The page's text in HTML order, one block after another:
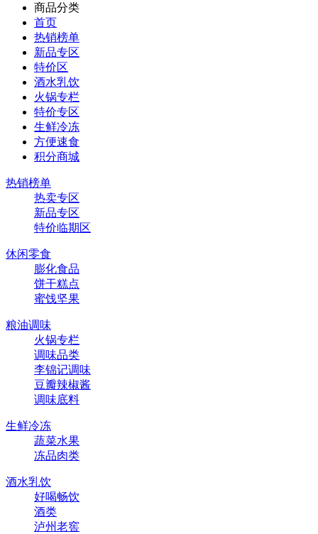
商品分类
首页
热销榜单
新品专区
特价区
酒水乳饮
火锅专栏
特价专区
生鲜冷冻
方便速食
积分商城
热销榜单
热卖专区
新品专区
特价临期区
休闲零食
膨化食品
饼干糕点
蜜饯坚果
粮油调味
火锅专栏
调味品类
李锦记调味
豆瓣辣椒酱
调味底料
生鲜冷冻
蔬菜水果
冻品肉类
酒水乳饮
好喝畅饮
酒类
泸州老窖